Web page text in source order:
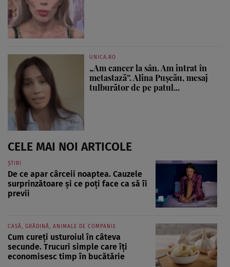
UNICA.RO
„Am cancer la sân. Am intrat în
metastază”. Alina Pușcău, mesaj
tulburător de pe patul...
CELE MAI NOI ARTICOLE
ȘTIRI
De ce apar cârceii noaptea. Cauzele
surprinzătoare și ce poți face ca să îi
previi
CASĂ, GRĂDINĂ, ANIMALE DE COMPANIE
Cum cureți usturoiul în câteva
secunde. Trucuri simple care îți
economisesc timp în bucătărie